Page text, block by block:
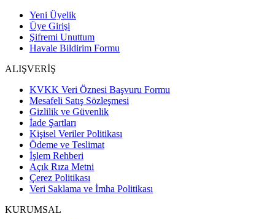
Yeni Üyelik
Üye Girişi
Şifremi Unuttum
Havale Bildirim Formu
ALIŞVERİŞ
KVKK Veri Öznesi Başvuru Formu
Mesafeli Satış Sözleşmesi
Gizlilik ve Güvenlik
İade Şartları
Kişisel Veriler Politikası
Ödeme ve Teslimat
İşlem Rehberi
Açık Rıza Metni
Çerez Politikası
Veri Saklama ve İmha Politikası
KURUMSAL